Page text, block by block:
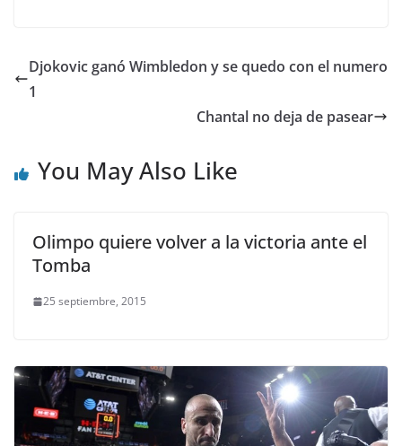
Djokovic ganó Wimbledon y se quedo con el numero
1
Chantal no deja de pasear
You May Also Like
Olimpo quiere volver a la victoria ante el
Tomba
25 septiembre, 2015